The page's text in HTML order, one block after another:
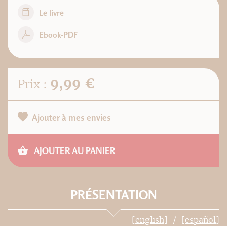
Le livre
Ebook-PDF
Prix : 9,99 €
Ajouter à mes envies
AJOUTER AU PANIER
PRÉSENTATION
[english] [español]